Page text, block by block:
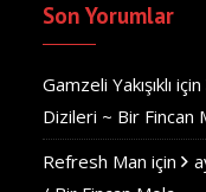
Son Yorumlar
Gamzeli Yakışıklı için
Dizileri ~ Bir Fincan
Refresh Man için